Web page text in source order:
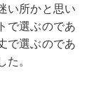
い所かと思い
で選ぶのであ
で選ぶのであ
。